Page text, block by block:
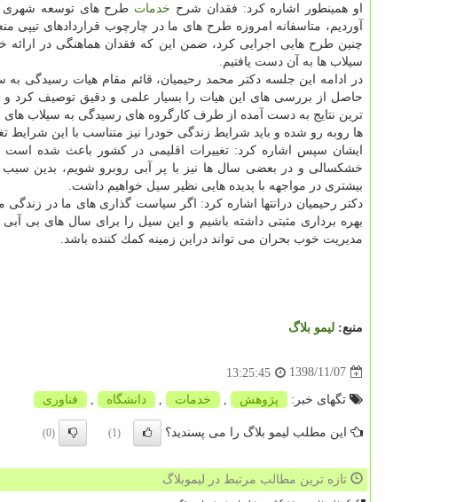
او همینطور اشاره كرد: فقدان شرح خدمات طرح های توسعه شهری
آوردیم، متاسفانه امروزه طرح های ما در چارچوب قراردادهای
چنین طرح هایی اجرایی كرد، ضمن این كه فقدان هماهنگی در ارائه
سیلاب ها به آن دست یافتیم.
در ادامه این جلسه دكتر محمد رحیمیان، قائم مقام هیات رسیدگی
حاصل از بررسی های این هیات را بسیار علمی و دقیق توصیف كرد و
ترین نتایج به دست آمده از طرف كارگروه های رسیدگی به سیلاب های
ها روبه رو شده و باید شرایط زندگی خودرا نیز متناسب با این شرایط
ایشان سپس اشاره كرد: تغییرات اقلیمی در كشور باعث شده است
خشكسالی و در بعضی سال ها نیز با پر آبی روبرو شویم، بدین سبب
بیشتری در مواجهه با پدیده هایی نظیر سیل خواهیم داشت.
دكتر رحیمیان درانتها اشاره كرد: اگر سیاست گذاری های ما در زندگی
بهره برداری مثبتی داشته باشیم و این سیل را برای سال های بی
مدیریت خوب بحران می تواند دراین زمینه كمك كننده باشد.
منبع: لیمو بلاگ
1398/11/07
13:25:45
تگهای خبر: پژوهش خدمات دانشگاه فناوری
این مطلب لیمو بلاگ را می پسندید؟ (1)
(0)
تازه ترین مطالب مرتبط در لیموبلاگ